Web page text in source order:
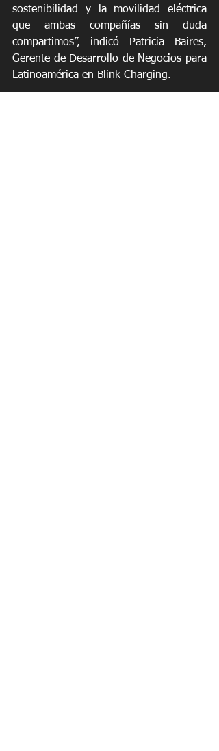
sostenibilidad y la movilidad eléctrica
que ambas compañías sin duda
compartimos”, indicó Patricia Baires,
Gerente de Desarrollo de Negocios para
Latinoamérica en Blink Charging.